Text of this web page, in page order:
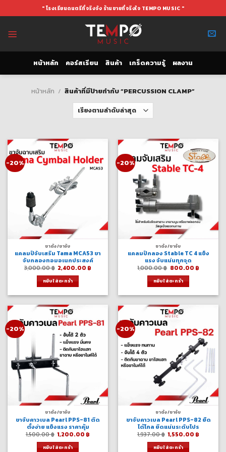
to
" โรงเรียนดนตรีที่จริงจัง ร้านขายที่จริงใจ TEMPO MUSIC "
หน้าหลัก คอร์สเรียน สินค้า เกร็ดความรู้ ผลงาน
หน้าหลัก / สินค้าที่มีป้ายกำกับ “PERCUSSION CLAMP”
-20%
ขาตั้ง/ขาจับ
แคลมป์จับเสริม Tama MCA53 ขา
จับกลองทอมอเนกประสงค์
3,000.00฿ Original
price
was:
3,000.00 ฿.
2,400.00 ฿
หยิบใส่ตะกร้า
-20%
ขาตั้ง/ขาจับ
แคลมป์กลอง Stable TC 4 แข็ง
แรง จับแน่นทุกจุด
1,000.00฿ Original
was:
1,000.00 ฿.
800.00 ฿Current
หยิบใส่ตะกร้า
-20%
ขาตั้ง/ขาจับ
ขาจับคาวเบล Pearl PPS-81 ติด
ตั้งง่าย แข็งแรง ราคาคุ้ม
1,500.00฿ Original
price
was:
1,500.00 ฿.
1,200.00 ฿
หยิบใส่ตะกร้า
-20%
ขาตั้ง/ขาจับ
ขาจับคาวเบล Pearl PPS-82 ยืด
ได้ไกล ยึดแน่นระดับโปร
1,937.00฿ Original
price
was:
1,937.00 ฿.
1,550.00 ฿
หยิบใส่ตะกร้า